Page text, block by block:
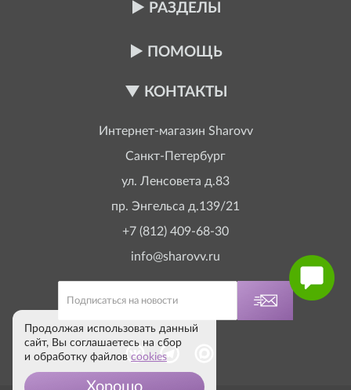
РАЗДЕЛЫ
ПОМОЩЬ
КОНТАКТЫ
Интернет-магазин Sharovv
Санкт-Петербург
ул. Ленсовета д.83
пр. Энгельса д.139/21
+7 (812) 409-68-30
info@sharovv.ru
Продолжая использовать данный
сайт, Вы соглашаетесь на сбор
и обработку файлов cookies
Хорошо